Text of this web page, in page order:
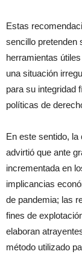
Estas
sencillo pretenden
herramientas
una situación
para su integridad
políticas de
En este sentido, la
advirtió que ante
incrementada en
implicancias
de pandemia; las
fines de
elaboran
método utilizado